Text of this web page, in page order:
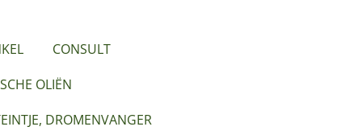
CONSULT
OLIËN
DROMENVANGER